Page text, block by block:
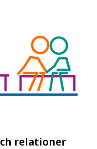
relationer